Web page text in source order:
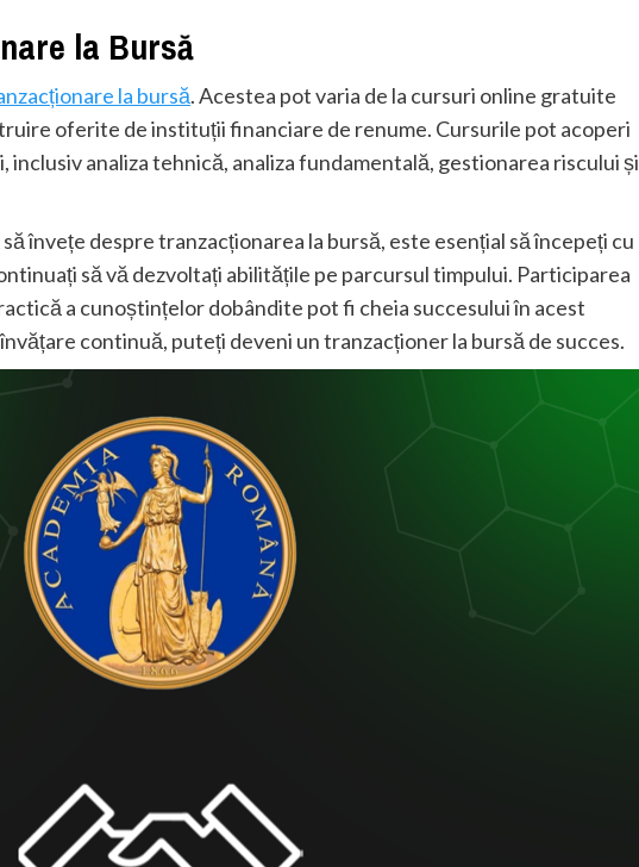
la Bursă
la bursă. Acestea pot varia de la cursuri online gratuite
oferite de instituții financiare de renume. Cursurile pot acoperi
analiza tehnică, analiza fundamentală, gestionarea riscului și
învețe despre tranzacționarea la bursă, este esențial să începeți cu
să vă dezvoltați abilitățile pe parcursul timpului. Participarea
a cunoștințelor dobândite pot fi cheia succesului în acest
continuă, puteți deveni un tranzacționer la bursă de succes.